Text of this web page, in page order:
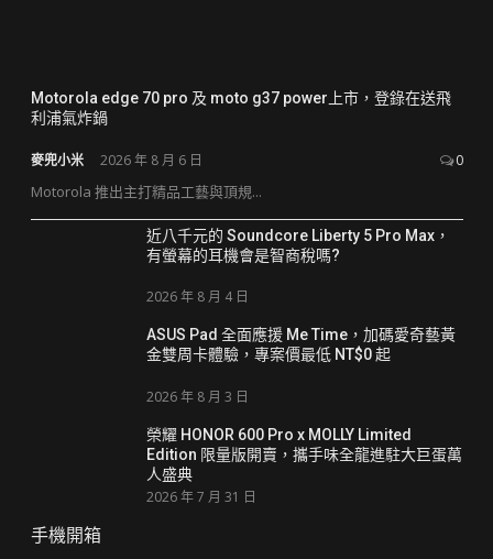
Motorola edge 70 pro 及 moto g37 power上市，登錄在送飛
利浦氣炸鍋
麥兜小米 2026 年 8 月 6 日 0
Motorola 推出主打精品工藝與頂規...
近八千元的 Soundcore Liberty 5 Pro Max，
有螢幕的耳機會是智商稅嗎?
2026 年 8 月 4 日
ASUS Pad 全面應援 Me Time，加碼愛奇藝黃
金雙周卡體驗，專案價最低 NT$0 起
2026 年 8 月 3 日
榮耀 HONOR 600 Pro x MOLLY Limited
Edition 限量版開賣，攜手味全龍進駐大巨蛋萬
人盛典
2026 年 7 月 31 日
手機開箱